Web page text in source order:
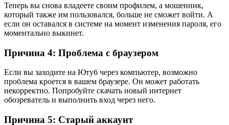
Теперь вы снова владеете своим профилем, а мошенник,
который также им пользовался, больше не сможет войти. А
если он оставался в системе на момент изменения пароля, его
моментально выкинет.
Причина 4: Проблема с браузером
Если вы заходите на Ютуб через компьютер, возможно
проблема кроется в вашем браузере. Он может работать
некорректно. Попробуйте скачать новый интернет
обозреватель и выполнить вход через него.
Причина 5: Старый аккаунт